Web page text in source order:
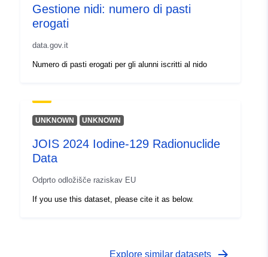
Gestione nidi: numero di pasti
erogati
data.gov.it
Numero di pasti erogati per gli alunni iscritti al nido
UNKNOWN UNKNOWN
JOIS 2024 Iodine-129 Radionuclide
Data
Odprto odložišče raziskav EU
If you use this dataset, please cite it as below.
Explore similar datasets